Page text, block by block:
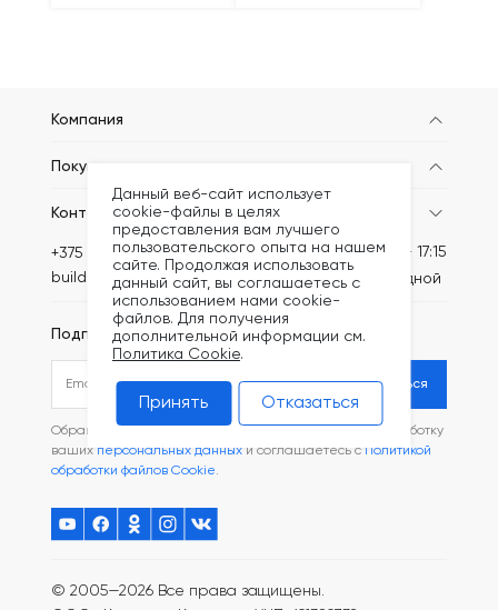
Компания
Покупателям
Контакты
+375 (44) 749-20-52
build@kronex-company.by
Пн-Пт: 8:30 - 17:15
Сб-вс: выходной
Подписаться на рассылку
Подписаться
Обращаясь в наш магазин, вы даете согласие на обработку
ваших персональных данных и соглашаетесь с Политикой
обработки файлов Cookie.
© 2005—2026 Все права защищены.
Данный веб-сайт использует
cookie-файлы в целях
предоставления вам лучшего
пользовательского опыта на нашем
сайте. Продолжая использовать
данный сайт, вы соглашаетесь с
использованием нами cookie-
файлов. Для получения
дополнительной информации см.
Политика Cookie.
Принять Отказаться